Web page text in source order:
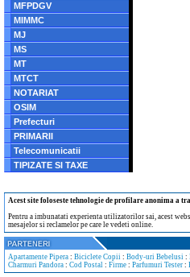
MFPDGV
MIMMC
MJ
MS
MT
MTCT
NOTARIAT
OSIM
Prefecturi
PRIMARII
Telecomunicatii
TIPIZATE SI TAXE
Acest site foloseste tehnologie de profilare anonima a
Pentru a imbunatati experienta utilizatorilor sai, acest
mesajelor si reclamelor pe care le vedeti online.
Apartamente Pipera : Biciclete Copii : Body-uri Bebelusi :
Charmuri Pandora : Cod Postal : Firme : Parfumuri Tester :